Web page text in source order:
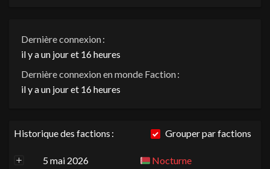
Dernière connexion :
il y a un jour et 16 heures
Dernière connexion en monde Faction :
il y a un jour et 16 heures
Historique des factions : Grouper par factions
5 mai 2026 Nocturne